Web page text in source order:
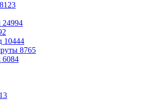
24994
10444
8765
6084